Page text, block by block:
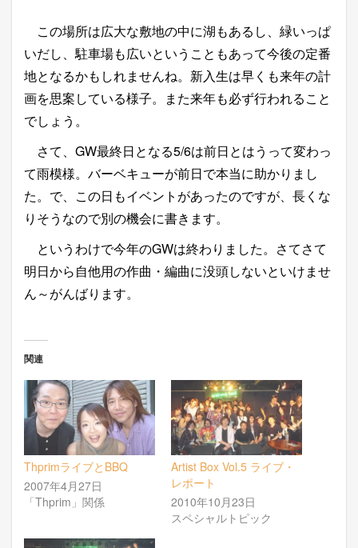
この場所は広大な敷地の中に湖もあるし、緑いっぱ
いだし、駐車場も広いということもあって今後の定番
地となるかもしれませんね。新入生は早くも来年の計
画を思案している様子。また来年も必ず行われること
でしょう。
さて、GW最終日となる5/6は前日とはうって変わっ
て雨模様。バーベキューが前日で本当に助かりまし
た。で、この日もイベントがあったのですが、長くな
りそうなので別の機会に書きます。
というわけで今年のGWは終わりました。さてさて
明日から自他用の作曲・編曲に没頭しないといけませ
ん～がんばります。
関連
ThprimライブとBBQ
2007年4月27日
「Thprim」関係
Artist Box Vol.5 ライブ・
レポート
2010年10月23日
スペシャルトピック